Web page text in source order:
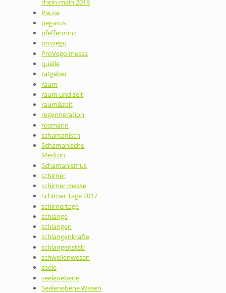
rhein-main 2018
Pause
pegasus
pfefferminz
provego
ProVego messe
quelle
ratgeber
raum
raum und zeit
raum&zeit
regenneration
rosmarin
schamanisch
Schamanische
Medizin
Schamanismus
schirner
schirner messe
Schirner Tage 2017
schirnertage
schlange
schlangen
schlangenkräfte
schlangenstab
schwellenwesen
seele
seelenebene
Seelenebene Wesen